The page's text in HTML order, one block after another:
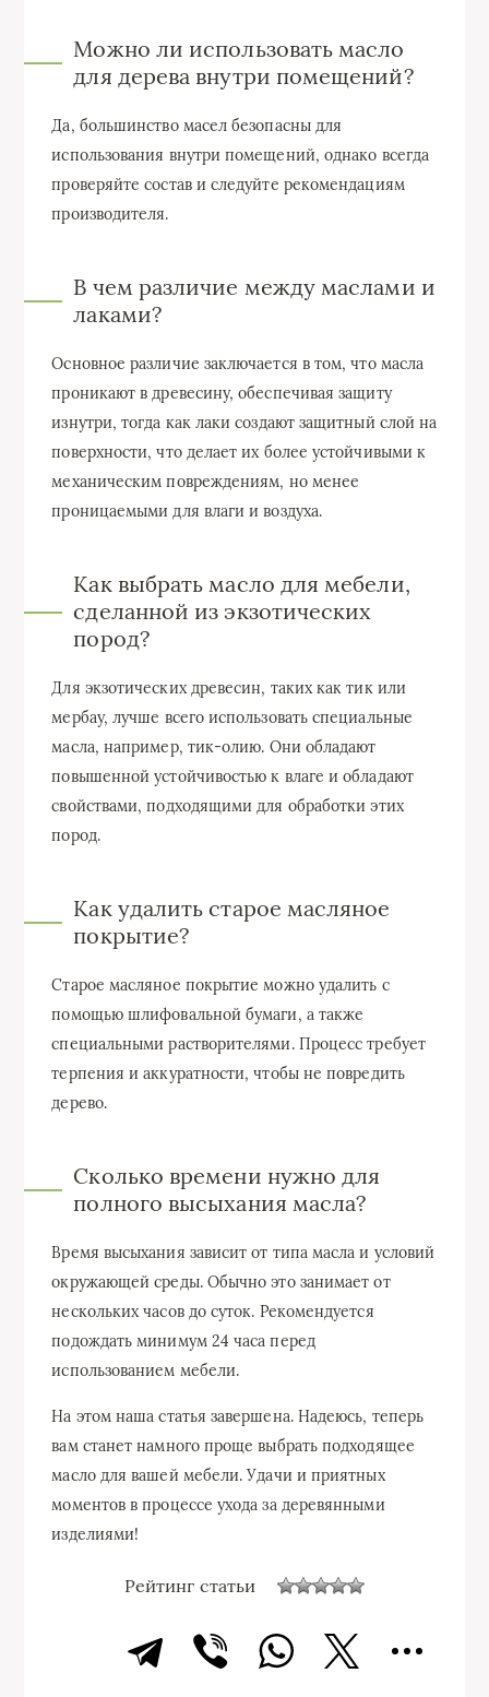
Можно ли использовать масло
для дерева внутри помещений?
Да, большинство масел безопасны для
использования внутри помещений, однако всегда
проверяйте состав и следуйте рекомендациям
производителя.
В чем различие между маслами и
лаками?
Основное различие заключается в том, что масла
проникают в древесину, обеспечивая защиту
изнутри, тогда как лаки создают защитный слой на
поверхности, что делает их более устойчивыми к
механическим повреждениям, но менее
проницаемыми для влаги и воздуха.
Как выбрать масло для мебели,
сделанной из экзотических
пород?
Для экзотических древесин, таких как тик или
мербау, лучше всего использовать специальные
масла, например, тик-олию. Они обладают
повышенной устойчивостью к влаге и обладают
свойствами, подходящими для обработки этих
пород.
Как удалить старое масляное
покрытие?
Старое масляное покрытие можно удалить с
помощью шлифовальной бумаги, а также
специальными растворителями. Процесс требует
терпения и аккуратности, чтобы не повредить
дерево.
Сколько времени нужно для
полного высыхания масла?
Время высыхания зависит от типа масла и условий
окружающей среды. Обычно это занимает от
нескольких часов до суток. Рекомендуется
подождать минимум 24 часа перед
использованием мебели.
На этом наша статья завершена. Надеюсь, теперь
вам станет намного проще выбрать подходящее
масло для вашей мебели. Удачи и приятных
моментов в процессе ухода за деревянными
изделиями!
Рейтинг статьи